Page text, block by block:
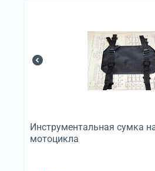
Инструментальная сумка
мотоцикла